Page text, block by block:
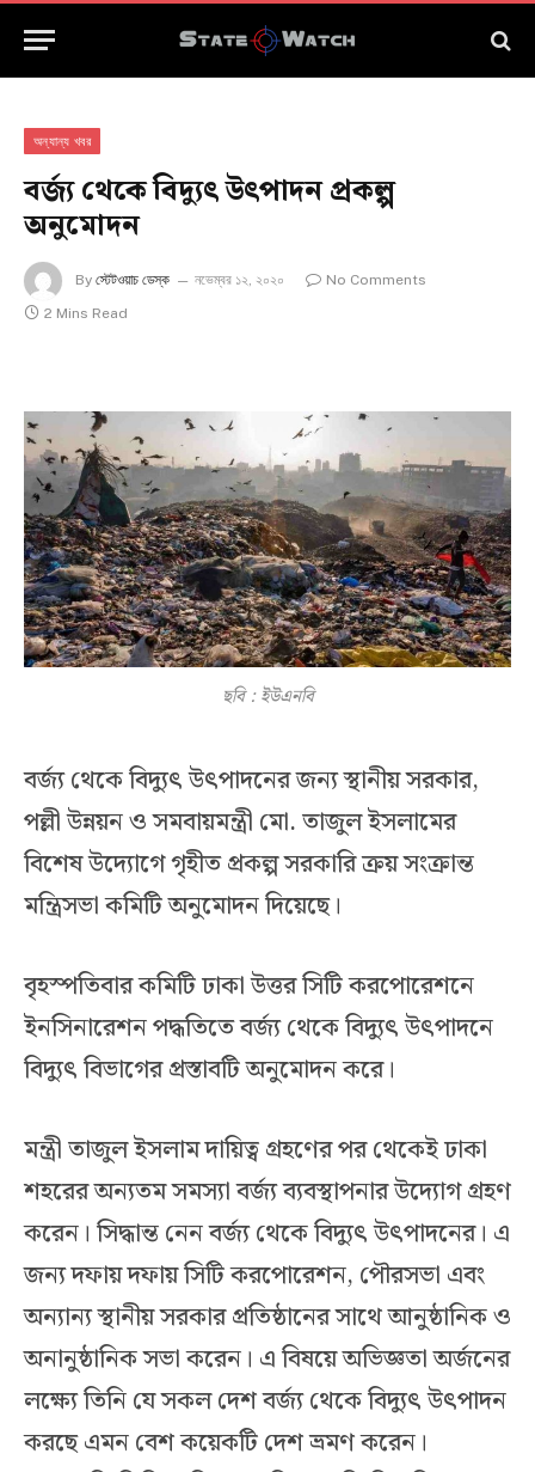
অন্যান্য খবর
বর্জ্য থেকে বিদ্যুৎ উৎপাদন প্রকল্প
অনুমোদন
By স্টেটওয়াচ ডেস্ক নভেম্বর ১২, ২০২০
No Comments
2 Mins Read
ছবি : ইউএনবি
বর্জ্য থেকে বিদ্যুৎ উৎপাদনের জন্য স্থানীয় সরকার,
পল্লী উন্নয়ন ও সমবায়মন্ত্রী মো. তাজুল ইসলামের
বিশেষ উদ্যোগে গৃহীত প্রকল্প সরকারি ক্রয় সংক্রান্ত
মন্ত্রিসভা কমিটি অনুমোদন দিয়েছে।
বৃহস্পতিবার কমিটি ঢাকা উত্তর সিটি করপোরেশনে
ইনসিনারেশন পদ্ধতিতে বর্জ্য থেকে বিদ্যুৎ উৎপাদনে
বিদ্যুৎ বিভাগের প্রস্তাবটি অনুমোদন করে।
মন্ত্রী তাজুল ইসলাম দায়িত্ব গ্রহণের পর থেকেই ঢাকা
শহরের অন্যতম সমস্যা বর্জ্য ব্যবস্থাপনার উদ্যোগ গ্রহণ
করেন। সিদ্ধান্ত নেন বর্জ্য থেকে বিদ্যুৎ উৎপাদনের। এ
জন্য দফায় দফায় সিটি করপোরেশন, পৌরসভা এবং
অন্যান্য স্থানীয় সরকার প্রতিষ্ঠানের সাথে আনুষ্ঠানিক ও
অনানুষ্ঠানিক সভা করেন। এ বিষয়ে অভিজ্ঞতা অর্জনের
লক্ষ্যে তিনি যে সকল দেশ বর্জ্য থেকে বিদ্যুৎ উৎপাদন
করছে এমন বেশ কয়েকটি দেশ ভ্রমণ করেন।